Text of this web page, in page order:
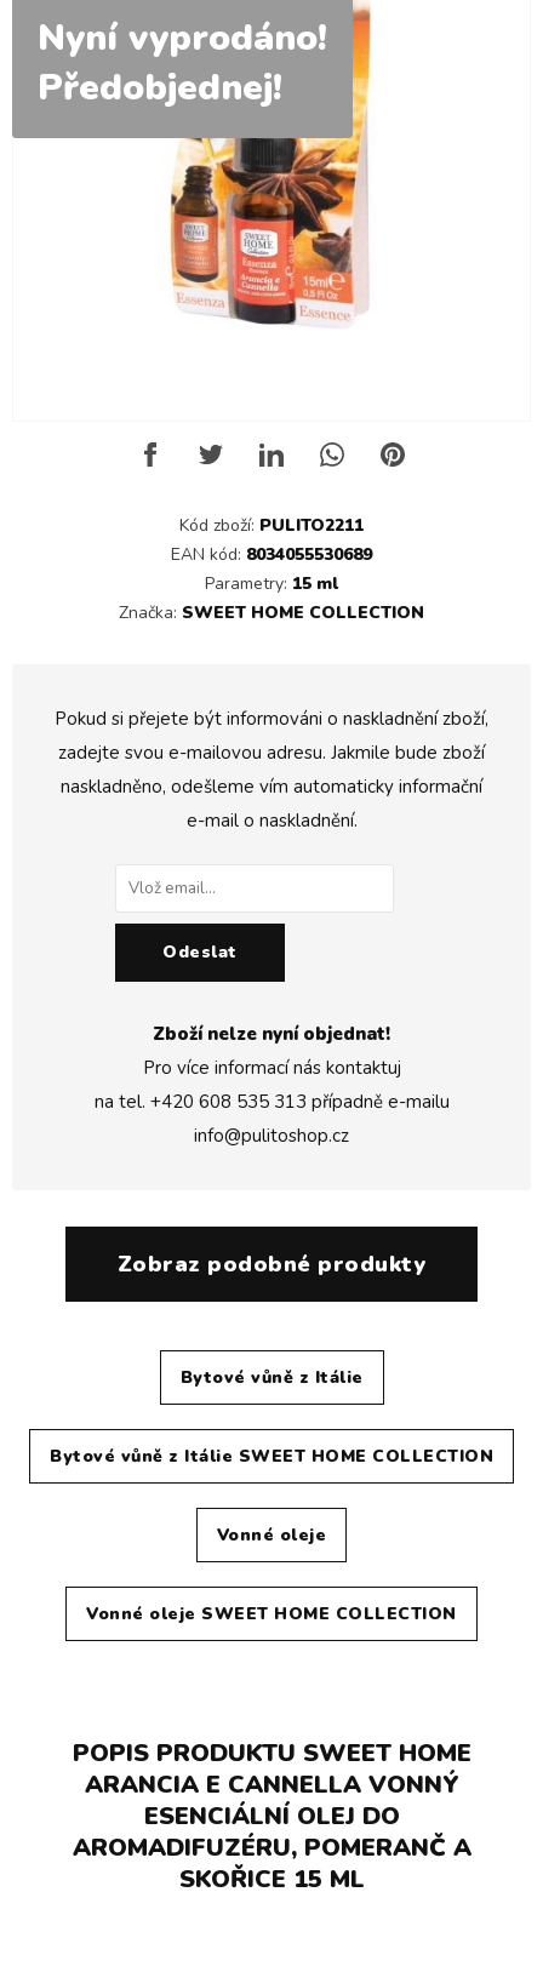
Nyní vyprodáno!
Předobjednej!
Kód zboží: PULITO2211
EAN kód: 8034055530689
Parametry: 15 ml
Značka: SWEET HOME COLLECTION
Pokud si přejete být informováni o naskladnění zboží,
zadejte svou e-mailovou adresu. Jakmile bude zboží
naskladněno, odešleme vím automaticky informační
e-mail o naskladnění.
Odeslat
Zboží nelze nyní objednat!
Pro více informací nás kontaktuj
na tel. +420 608 535 313 případně e-mailu
info@pulitoshop.cz
Zobraz podobné produkty
Bytové vůně z Itálie
Bytové vůně z Itálie SWEET HOME COLLECTION
Vonné oleje
Vonné oleje SWEET HOME COLLECTION
POPIS PRODUKTU SWEET HOME
ARANCIA E CANNELLA VONNÝ
ESENCIÁLNÍ OLEJ DO
AROMADIFUZÉRU, POMERANČ A
SKOŘICE 15 ML